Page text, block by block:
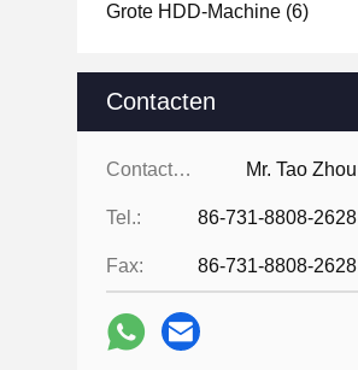
Grote HDD-Machine (6)
Contacten
Contacten: Mr. Tao Zhou
Tel.: 86-731-8808-2628
Fax: 86-731-8808-2628